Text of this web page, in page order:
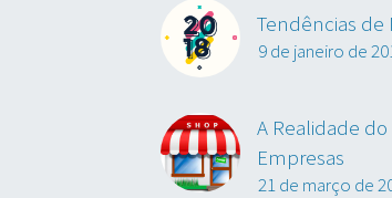
Tendências de
9 de janeiro de
A Realidade
Empresas
21 de março de